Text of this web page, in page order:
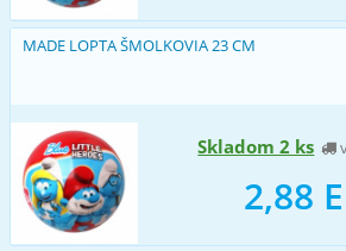
MADE LOPTA ŠMOLKOVIA 23 CM
Skladom 2 ks
2,88